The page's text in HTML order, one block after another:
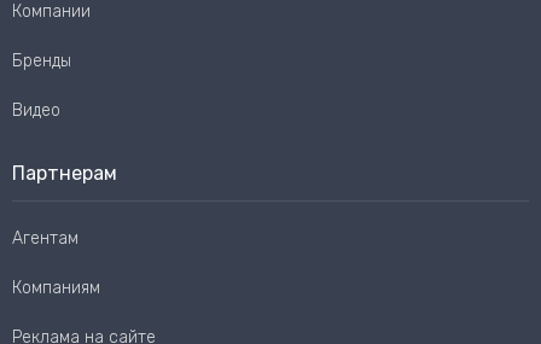
Компании
Бренды
Видео
Партнерам
Агентам
Компаниям
Реклама на сайте